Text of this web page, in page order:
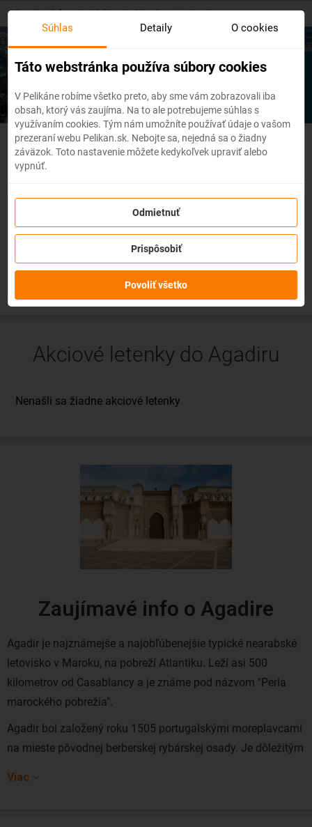
Skip
main
content
Hlavná stránka / Afrika / Maroko / Agadir
Lacné letenkyAgadir
Maroko - Flexibilné letenky
zmena z akéhokoľvek dôvodu
letenky do 3 dní pred odletombez udania dôvodu!Po
zakúpení služby získate na zmenu údajov na letenke k
dispozíciikredit vo výške až 80% ceny z rezervácie.Službu si
môžete zakúpiť priamo pri procese rezervácie letenky.
Akciové letenky do Agadiru
Zaujímavé info o Agadire
Agadir je najznámejše a najobľúbenejšie typické nearabské
letovisko v Maroku, na pobreží Atlantiku. Leží asi 500
kilometrov od Casablancy a je známe pod názvom "Perla
marockého pobrežia".
Agadir bol založený roku 1505 portugalskými moreplavcami
na mieste pôvodnej berberskej rybárskej osady. Je dôležitým
Viac
Súhlas Detaily O cookies
Táto webstránka používa súbory cookies
V Pelikáne robíme všetko preto, aby sme vám zobrazovali iba
obsah, ktorý vás zaujíma. Na to ale potrebujeme súhlas s
využívaním cookies. Tým nám umožníte používať údaje o vašom
prezeraní webu Pelikan.sk. Nebojte sa, nejedná sa o žiadny
záväzok. Toto nastavenie môžete kedykoľvek upraviť alebo
vypnúť.
Odmietnuť
Prispôsobiť
Povoliť všetko